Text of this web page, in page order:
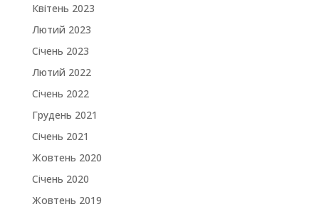
Квітень 2023
Лютий 2023
Січень 2023
Лютий 2022
Січень 2022
Грудень 2021
Січень 2021
Жовтень 2020
Січень 2020
Жовтень 2019